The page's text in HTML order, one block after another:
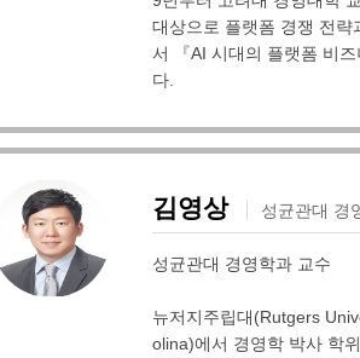
대상으로 플랫폼 경쟁 전
서 『AI 시대의 플랫폼 비
다.
김영상 성균관대 경
성균관대 경영학과 교수
뉴저지주립대(Rutgers
olina)에서 경영학 박사 학